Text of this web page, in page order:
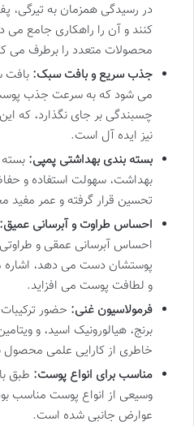
در رسیدگی همزمان به تیرگی،
کنند و آن را راهکاری جامع می
محصولات متعدد را برطرف می
جذب سریع و بافت سبک: بافت
می شود که به سرعت جذب
چسبندگی بر جای نگذارد، که
نیز ایده آل است.
بسته بندی بهداشتی پمپی:
بهداشت، سهولت استفاده و
تحسین قرار گرفته و عمر
احساس طراوت و آبرسانی عمیق:
احساس آبرسانی عمقی و
پوستشان دست می دهد، اشاره
و لطافت پوست می افزاید.
فرمولاسیون غنی: حضور
خاطری از کارایی علمی محصول
مناسب برای انواع پوست: طبق
وسیعی از انواع پوست مناسب
عوارض جانبی شده است.